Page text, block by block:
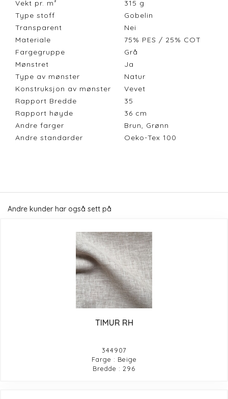
Vekt pr. m²
315 g
Type stoff
Gobelin
Transparent
Nei
Materiale
75% PES / 25% COT
Fargegruppe
Grå
Mønstret
Ja
Type av mønster
Natur
Konstruksjon av mønster
Vevet
Rapport Bredde
35
Rapport høyde
36 cm
Andre farger
Brun, Grønn
Andre standarder
Oeko-Tex 100
Andre kunder har også sett på
TIMUR RH
344907
Farge : Beige
Bredde : 296